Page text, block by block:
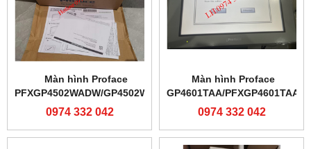
Màn hình Proface
PFXGP4502WADW/GP4502WW
0974 332 042
Màn hình Proface
GP4601TAA/PFXGP4601TAA
0974 332 042